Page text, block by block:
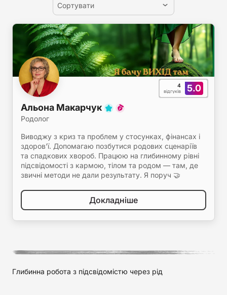
Сортувати
5.0
4
відгуків
Альона Макарчук
Родолог
Виводжу з криз та проблем у стосунках, фінансах і
здоров'ї. Допомагаю позбутися родових сценаріїв
та спадкових хвороб. Працюю на глибинному рівні
підсвідомості з кармою, тілом та родом — там, де
звичні методи не дали результату. Я поруч 🤝
Докладніше
Глибинна робота з підсвідомістю через рід